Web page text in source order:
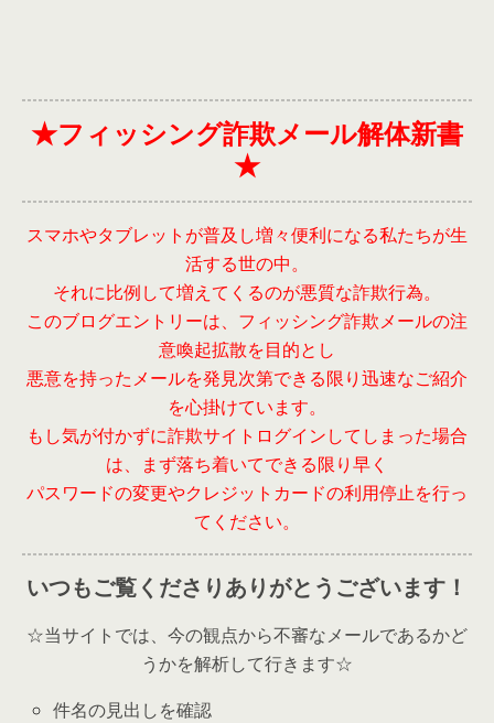
★フィッシング詐欺メール解体新書
★
スマホやタブレットが普及し増々便利になる私たちが生
活する世の中。
それに比例して増えてくるのが悪質な詐欺行為。
このブログエントリーは、フィッシング詐欺メールの注
意喚起拡散を目的とし
悪意を持ったメールを発見次第できる限り迅速なご紹介
を心掛けています。
もし気が付かずに詐欺サイトログインしてしまった場合
は、まず落ち着いてできる限り早く
パスワードの変更やクレジットカードの利用停止を行っ
てください。
いつもご覧くださりありがとうございます！
☆当サイトでは、今の観点から不審なメールであるかど
うかを解析して行きます☆
件名の見出しを確認